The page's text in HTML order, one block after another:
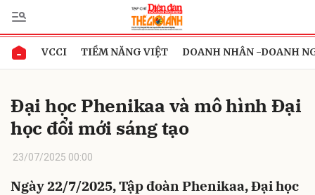
VCCI TIỀM NĂNG VIỆT DOANH NHÂN -DOANH
Đại học Phenikaa và mô hình Đại
học đổi mới sáng tạo
23/07/2025 00:00
Ngày 22/7/2025, Tập đoàn Phenikaa, Đại học
Gửi bình luận